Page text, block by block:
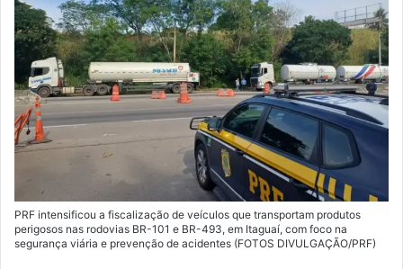
PRF intensificou a fiscalização de veículos que transportam produtos
perigosos nas rodovias BR-101 e BR-493, em Itaguaí, com foco na
segurança viária e prevenção de acidentes (FOTOS DIVULGAÇÃO/PRF)